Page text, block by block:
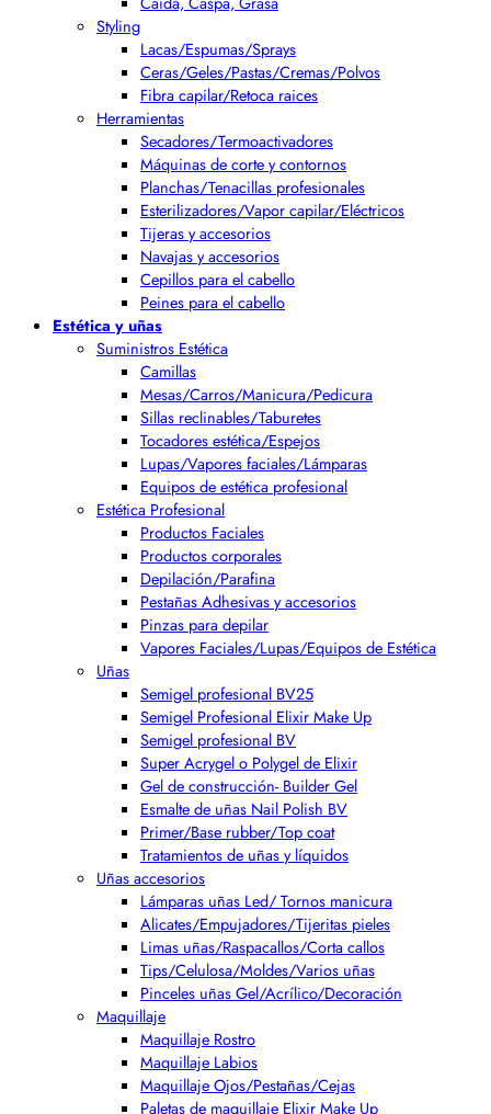
Styling
Lacas/Espumas/Sprays
Ceras/Geles/Pastas/Cremas/Polvos
Fibra capilar/Retoca raices
Herramientas
Secadores/Termoactivadores
Máquinas de corte y contornos
Planchas/Tenacillas profesionales
Esterilizadores/Vapor capilar/Eléctricos
Tijeras y accesorios
Navajas y accesorios
Cepillos para el cabello
Peines para el cabello
Estética y uñas
Suministros Estética
Camillas
Mesas/Carros/Manicura/Pedicura
Sillas reclinables/Taburetes
Tocadores estética/Espejos
Lupas/Vapores faciales/Lámparas
Equipos de estética profesional
Estética Profesional
Productos Faciales
Productos corporales
Depilación/Parafina
Pestañas Adhesivas y accesorios
Pinzas para depilar
Vapores Faciales/Lupas/Equipos de Estética
Uñas
Semigel profesional BV25
Semigel Profesional Elixir Make Up
Semigel profesional BV
Super Acrygel o Polygel de Elixir
Gel de construcción- Builder Gel
Esmalte de uñas Nail Polish BV
Primer/Base rubber/Top coat
Tratamientos de uñas y líquidos
Uñas accesorios
Lámparas uñas Led/ Tornos manicura
Alicates/Empujadores/Tijeritas pieles
Limas uñas/Raspacallos/Corta callos
Tips/Celulosa/Moldes/Varios uñas
Pinceles uñas Gel/Acrílico/Decoración
Maquillaje
Maquillaje Rostro
Maquillaje Labios
Maquillaje Ojos/Pestañas/Cejas
Paletas de maquillaje Elixir Make Up